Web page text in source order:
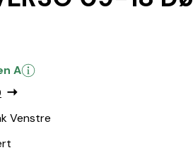
A
Venstre